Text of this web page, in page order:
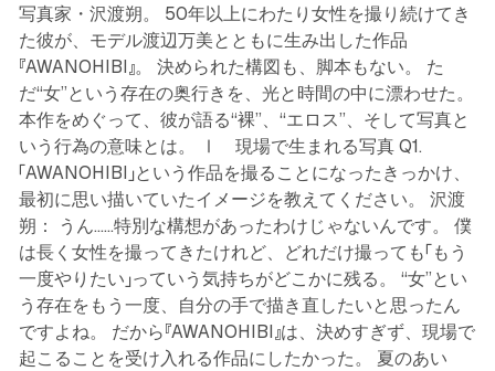
写真家・沢渡朔。 50年以上にわたり女性を撮り続けてき
た彼が、モデル渡辺万美とともに生み出した作品
『AWANOHIBI』。 決められた構図も、脚本もない。 た
だ“女”という存在の奥行きを、光と時間の中に漂わせた。
本作をめぐって、彼が語る“裸”、“エロス”、そして写真と
いう行為の意味とは。 Ⅰ 現場で生まれる写真 Q1.
「AWANOHIBI」という作品を撮ることになったきっかけ、
最初に思い描いていたイメージを教えてください。 沢渡
朔： うん……特別な構想があったわけじゃないんです。 僕
は長く女性を撮ってきたけれど、どれだけ撮っても「もう
一度やりたい」っていう気持ちがどこかに残る。 “女”とい
う存在をもう一度、自分の手で描き直したいと思ったん
ですよね。 だから『AWANOHIBI』は、決めすぎず、現場で
起こることを受け入れる作品にしたかった。 夏のあい